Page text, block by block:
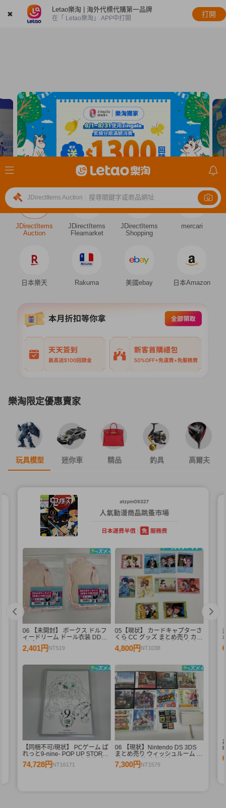
✖
Letao樂淘 | 海外代標代購第一品牌
在「 Letao樂淘」 APP中打開
打開
JDirectItems Auction 搜尋關鍵字或商品網址
JDirectItems
Auction
JDirectItems
Fleamarket
JDirectItems
Shopping
mercari
日本樂天 Rakuma 美國ebay 日本Amazon
樂淘限定優惠賣家
玩具模型 迷你車 精品 釣具 高爾夫
06 【未開封】 ボークス ドルフ
ィードリーム ドール衣装 DD用
ボディタイツ セミホワイトカラ
ー 初音ミク 2点 A /ドール
2,401円NT519
05【現状】 カードキャプターさ
くら CC グッズ まとめ売り カー
ドダス マスターズ 初版 木之本
桜 少狼 他
4,800円NT1038
【同梱不可/現状】 PCゲーム ぱ
れっと9-nine- POP UP STORE
branches of memory 九條都 和
泉つばす 直筆サイン入り プリモ
74,728円NT16171
06 【現状】Nintendo DS 3DS
まとめ売り ウィッシュルーム リ
ズム天国 他 本体 箱無しソフト
7,300円NT1579